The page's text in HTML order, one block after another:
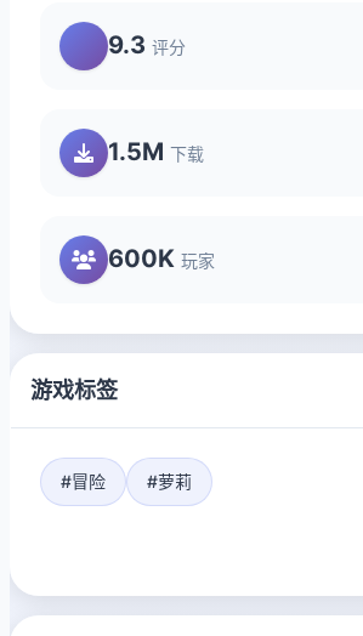
9.3 评分
1.5M 下载
600K 玩家
游戏标签
#冒险 #萝莉